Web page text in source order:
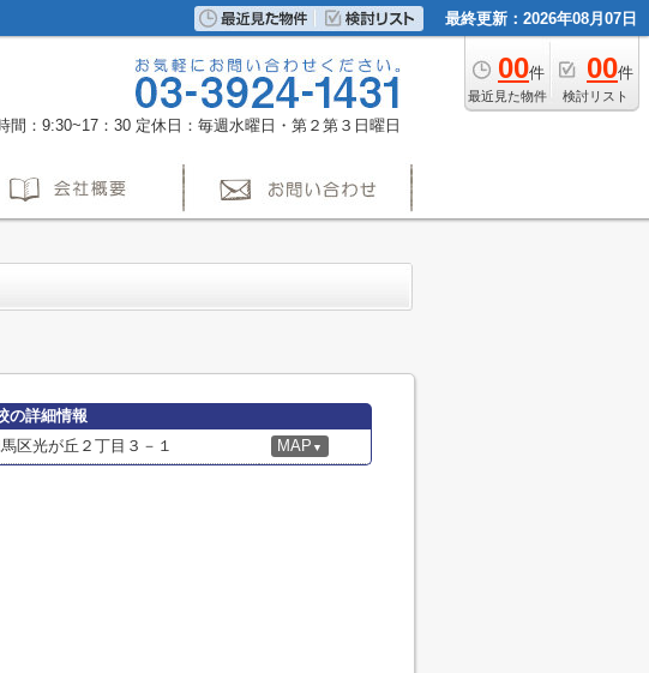
最終更新：2026年08月07日
00件
最近見た物件
00件
検討リスト
間：9:30~17：30 定休日：毎週水曜日・第２第３日曜日
の詳細情報
区光が丘２丁目３－１ MAP ▼